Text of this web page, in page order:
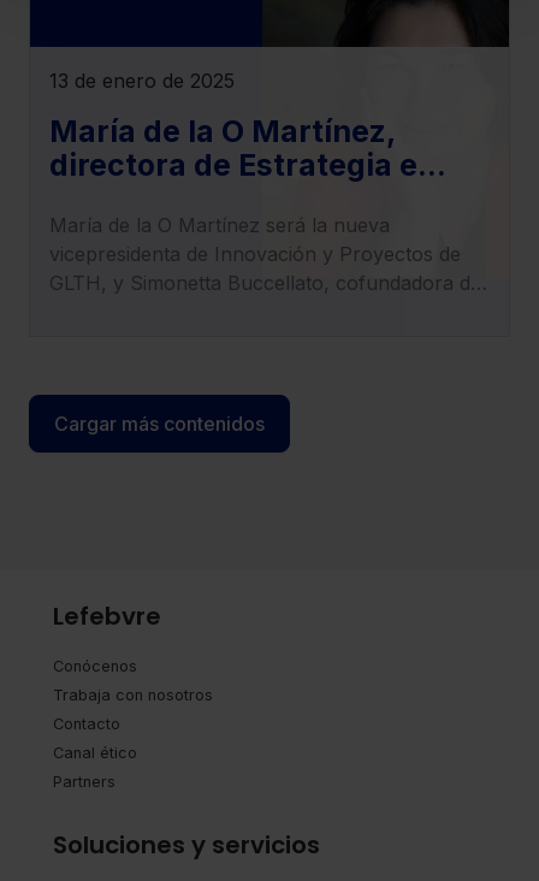
seleccionar solo aquellas que quieras permitir en tu
navegador. Si no seleccionas ninguna utilizaremos las
que sean indispensables para la navegación.
13 de enero de 2025
María de la O Martínez,
directora de Estrategia e
nueva vicepresidenta de
Innovación y Proyectos de
GLTH
María de la O Martínez será la nueva
vicepresidenta de Innovación y Proyectos de
GLTH, y Simonetta Buccellato, cofundadora de
Cargar más contenidos
Lefebvre
Conócenos
Trabaja con nosotros
Contacto
Canal ético
Partners
Soluciones y servicios